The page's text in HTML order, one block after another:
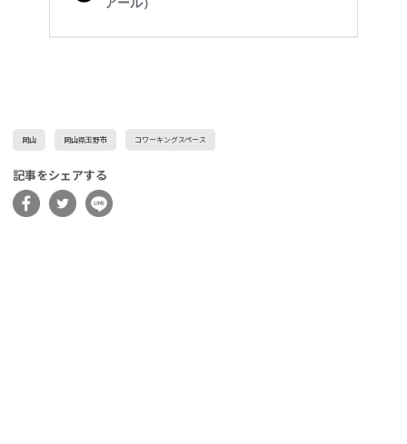
岡山 岡山県玉野市 コワーキングスペース
記事をシェアする